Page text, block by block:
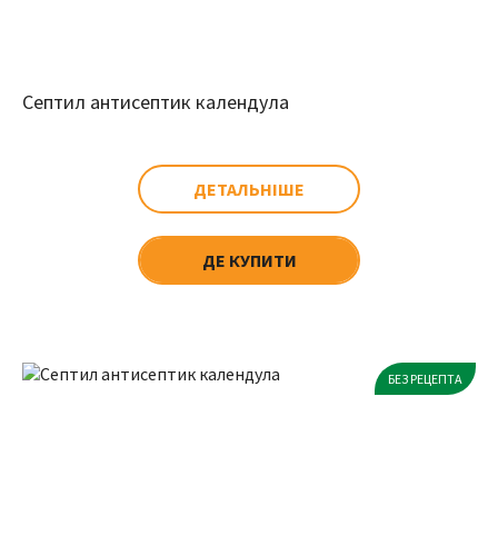
Септил антисептик календула
ДЕТАЛЬНІШЕ
ДЕ КУПИТИ
БЕЗ РЕЦЕПТА